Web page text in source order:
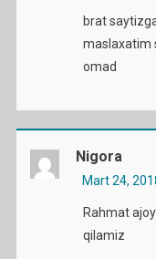
brat
maslaxatim
omad
Nigora
Mart 24,
Rahmat
qilamiz